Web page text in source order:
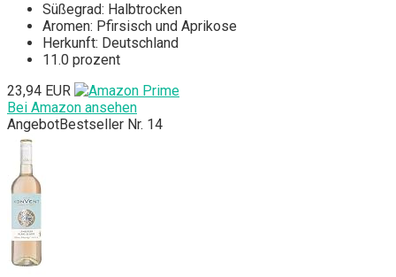
Süßegrad: Halbtrocken
Aromen: Pfirsisch und Aprikose
Herkunft: Deutschland
11.0 prozent
23,94 EUR
Bei Amazon ansehen
AngebotBestseller Nr. 14